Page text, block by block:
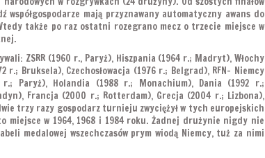
współgospodarze mają przyznawany automatyczny awans do
także po raz ostatni rozegrano mecz o trzecie miejsce w
ZSRR (1960 r., Paryż), Hiszpania (1964 r.; Madryt), Włochy
r.; Bruksela), Czechosłowacja (1976 r.; Belgrad), RFN- Niemcy
Paryż), Holandia (1988 r.; Monachium), Dania (1992 r.;
Francja (2000 r.; Rotterdam), Grecja (2004 r.; Lizbona),
trzy razy gospodarz turnieju zwyciężył w tych europejskich
miejsce w 1964, 1968 i 1984 roku. Żadnej drużynie nigdy nie
medalowej wszechczasów prym wiodą Niemcy, tuż za nimi